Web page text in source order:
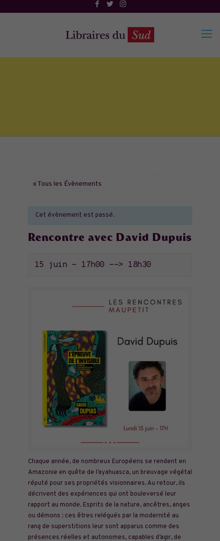
« Tous les Évènements
Cet évènement est passé.
Rencontre avec David Dupuis
15 juin - 17h00 --> 18h30
Chaque année, de nombreux Européens se rendent en
Amazonie en quête de l’ayahuasca, un breuvage végétal
réputé pour ses propriétés visionnaires. Au retour, ils
décrivent des expériences qui ont bouleversé leur
rapport au monde. Esprits de la nature, ancêtres, anges
ou démons : ces êtres relégués par la modernité au
rang de superstitions leur sont apparus comme des
présences réelles et autonomes, capables d’agir, de